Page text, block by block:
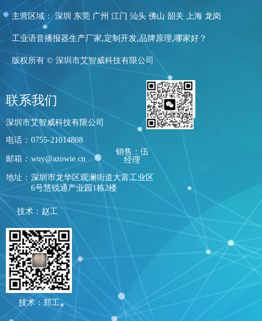
电话： 0755-21014808
邮箱： wuy@azowie.cn
地址： 深圳市龙华区观澜街道大富工业区
6号慧锐通产业园1栋2楼
联系我们
深圳市艾智威科技有限公司
销售：伍
经理
版权所有 © 深圳市艾智威科技有限公司
主营区域： 深圳 东莞 广州 江门 汕头 佛山 韶关 上海 龙岗
工业语音播报器生产厂家,定制开发,品牌原理,哪家好？
技术：赵工
技术：郑工